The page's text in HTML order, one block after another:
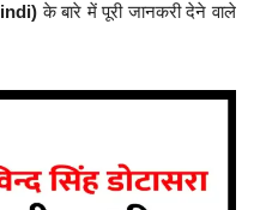
के बारे में पूरी जानकरी देने वाले